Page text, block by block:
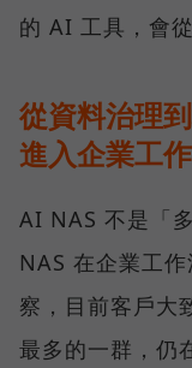
的 AI 工具，會
從資料治理
進入企業工
AI NAS 不是「
NAS 在企業工
察，目前客戶大
最多的一群，仍